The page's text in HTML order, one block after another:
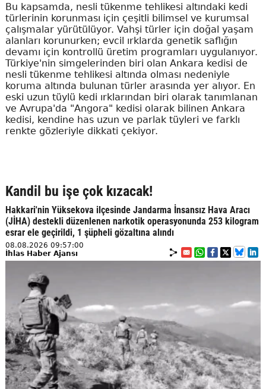
Bu kapsamda, nesli tükenme tehlikesi altındaki kedi
türlerinin korunması için çeşitli bilimsel ve kurumsal
çalışmalar yürütülüyor. Vahşi türler için doğal yaşam
alanları korunurken; evcil ırklarda genetik saflığın
devamı için kontrollü üretim programları uygulanıyor.
Türkiye'nin simgelerinden biri olan Ankara kedisi de
nesli tükenme tehlikesi altında olması nedeniyle
koruma altında bulunan türler arasında yer alıyor. En
eski uzun tüylü kedi ırklarından biri olarak tanımlanan
ve Avrupa'da "Angora" kedisi olarak bilinen Ankara
kedisi, kendine has uzun ve parlak tüyleri ve farklı
renkte gözleriyle dikkati çekiyor.
Kandil bu işe çok kızacak!
Hakkari'nin Yüksekova ilçesinde Jandarma İnsansız Hava Aracı
(JİHA) destekli düzenlenen narkotik operasyonunda 253 kilogram
esrar ele geçirildi, 1 şüpheli gözaltına alındı
08.08.2026 09:57:00
İhlas Haber Ajansı